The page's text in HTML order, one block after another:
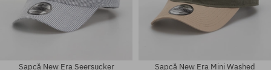
Șapcă New Era Seersucker Șapcă New Era Mini Washed